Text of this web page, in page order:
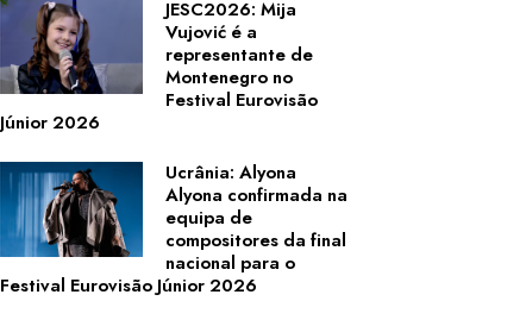
JESC2026: Mija
Vujović é a
representante de
Montenegro no
Festival Eurovisão
Júnior 2026
Ucrânia: Alyona
Alyona confirmada na
equipa de
compositores da final
nacional para o
Festival Eurovisão Júnior 2026